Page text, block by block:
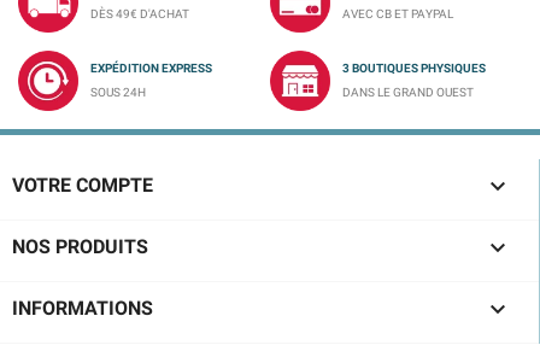
DÈS 49€ D'ACHAT
AVEC CB ET PAYPAL
EXPÉDITION EXPRESS
SOUS 24H
3 BOUTIQUES PHYSIQUES
DANS LE GRAND OUEST
VOTRE COMPTE 
NOS PRODUITS 
INFORMATIONS 